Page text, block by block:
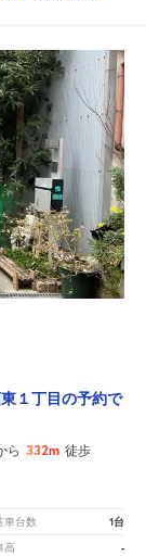
１丁目の予約で
ら 332m 徒歩
車台数 1台
高 -